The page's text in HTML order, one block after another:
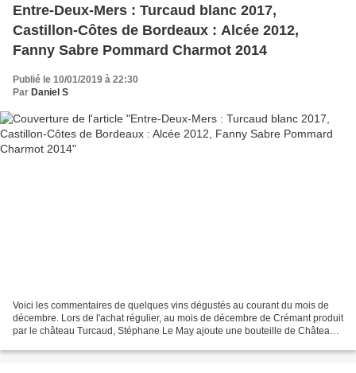
Entre-Deux-Mers : Turcaud blanc 2017,
Castillon-Côtes de Bordeaux : Alcée 2012,
Fanny Sabre Pommard Charmot 2014
Publié le 10/01/2019 à 22:30
Par Daniel S
Voici les commentaires de quelques vins dégustés au courant du mois de
décembre. Lors de l'achat régulier, au mois de décembre de Crémant produit
par le château Turcaud, Stéphane Le May ajoute une bouteille de Château